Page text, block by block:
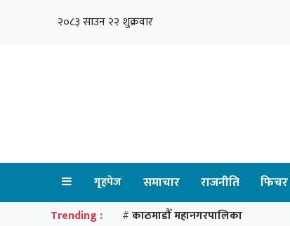
२०८३ साउन २२ शुक्रवार
गृहपेज समाचार राजनीति फिचर
Trending : # काठमाडौँ महानगरपालिका